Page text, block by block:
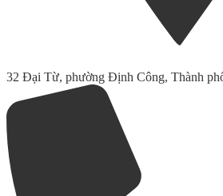
32 Đại Từ, phường Định Công, Thành